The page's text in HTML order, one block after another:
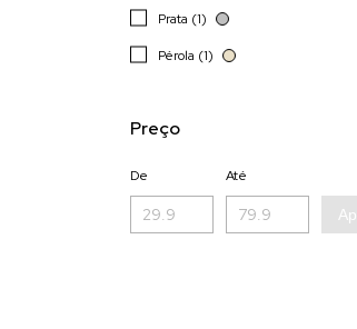
Prata (1)
Pérola (1)
Preço
De Até